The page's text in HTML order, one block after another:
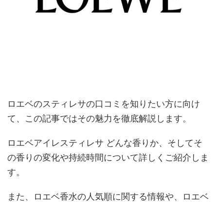
ロエベのスティレサの口コミを知りたい方に向け
て、この記事ではその魅力を徹底解説します。
ロエベアイレスティレサ どんな香りか、そしてそ
の香りの変化や持続時間について詳しくご紹介しま
す。
また、ロエベ香水の人気順に関する情報や、ロエベ